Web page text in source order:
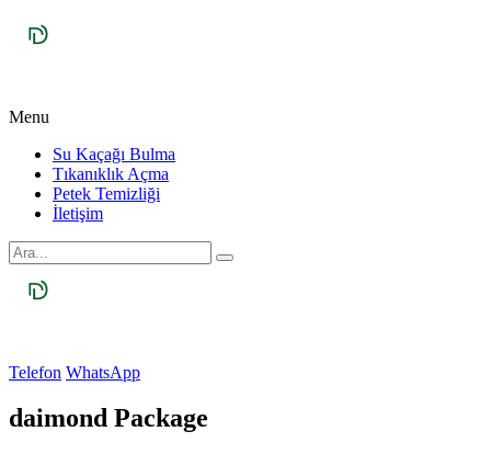
Menu
Su Kaçağı Bulma
Tıkanıklık Açma
Petek Temizliği
İletişim
Telefon WhatsApp
daimond Package